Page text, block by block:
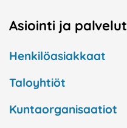
Asiointi ja palvelut
Henkilöasiakkaat
Taloyhtiöt
Kuntaorganisaatiot